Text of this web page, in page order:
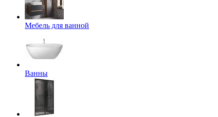
Мебель для ванной
Ванны